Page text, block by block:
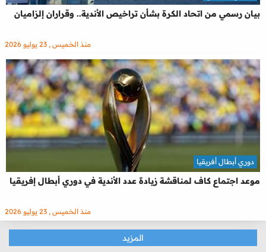
بيان رسمي من اتحاد الكرة بشأن تراخيص الأندية.. وقراران إلزاميان
منذ الخميس , 23 يوليو 2026
موعد اجتماع كاف لمناقشة زيادة عدد الأندية في دوري أبطال إفريقيا
دوري أبطال أفريقيا
منذ الخميس , 23 يوليو 2026
المزيد